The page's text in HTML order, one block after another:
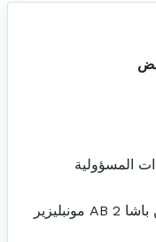
المسؤولية
عدد 41 شارع خير الدين باشا AB 2 مونبليزير